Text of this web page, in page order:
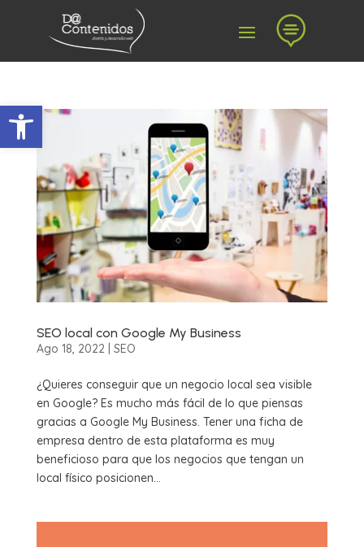
Abrir barra de herramientas

SEO local con Google My Business
Ago 18, 2022| SEO
¿Quieres conseguir que un negocio local sea visible
en Google? Es mucho más fácil de lo que piensas
gracias a Google My Business. Tener una ficha de
empresa dentro de esta plataforma es muy
beneficioso para que los negocios que tengan un
local físico posicionen...